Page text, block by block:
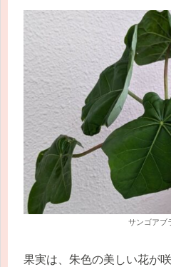
サンゴアブ
果実は、朱色の美しい花が